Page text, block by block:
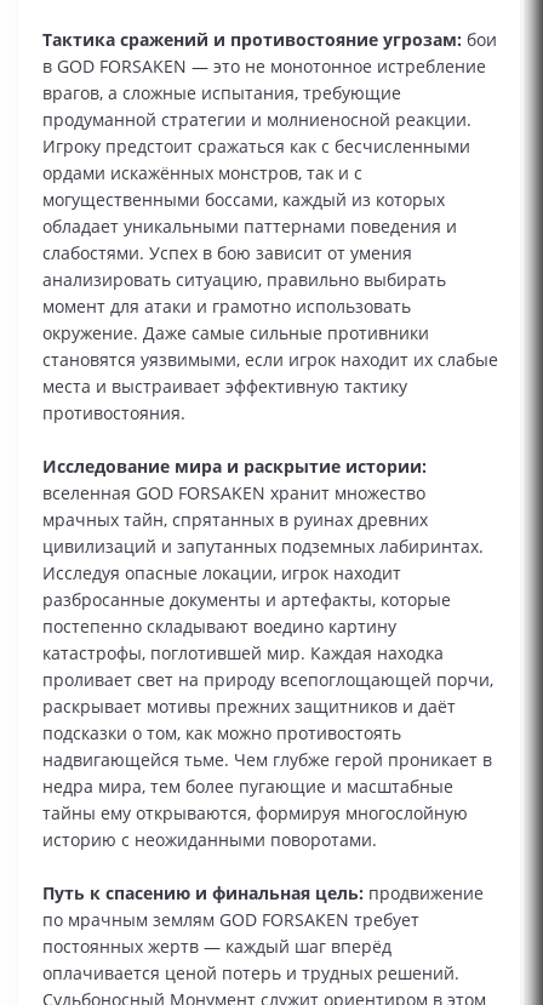
Тактика сражений и противостояние угрозам: бои
в GOD FORSAKEN — это не монотонное истребление
врагов, а сложные испытания, требующие
продуманной стратегии и молниеносной реакции.
Игроку предстоит сражаться как с бесчисленными
ордами искажённых монстров, так и с
могущественными боссами, каждый из которых
обладает уникальными паттернами поведения и
слабостями. Успех в бою зависит от умения
анализировать ситуацию, правильно выбирать
момент для атаки и грамотно использовать
окружение. Даже самые сильные противники
становятся уязвимыми, если игрок находит их слабые
места и выстраивает эффективную тактику
противостояния.
Исследование мира и раскрытие истории:
вселенная GOD FORSAKEN хранит множество
мрачных тайн, спрятанных в руинах древних
цивилизаций и запутанных подземных лабиринтах.
Исследуя опасные локации, игрок находит
разбросанные документы и артефакты, которые
постепенно складывают воедино картину
катастрофы, поглотившей мир. Каждая находка
проливает свет на природу всепоглощающей порчи,
раскрывает мотивы прежних защитников и даёт
подсказки о том, как можно противостоять
надвигающейся тьме. Чем глубже герой проникает в
недра мира, тем более пугающие и масштабные
тайны ему открываются, формируя многослойную
историю с неожиданными поворотами.
Путь к спасению и финальная цель: продвижение
по мрачным землям GOD FORSAKEN требует
постоянных жертв — каждый шаг вперёд
оплачивается ценой потерь и трудных решений.
Судьбоносный Монумент служит ориентиром в этом